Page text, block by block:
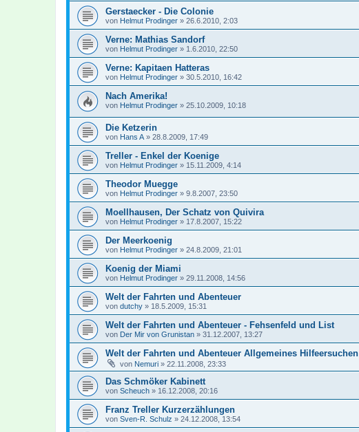
Gerstaecker - Die Colonie
von Helmut Prodinger » 26.6.2010, 2:03
Verne: Mathias Sandorf
von Helmut Prodinger » 1.6.2010, 22:50
Verne: Kapitaen Hatteras
von Helmut Prodinger » 30.5.2010, 16:42
Nach Amerika!
von Helmut Prodinger » 25.10.2009, 10:18
Die Ketzerin
von Hans A » 28.8.2009, 17:49
Treller - Enkel der Koenige
von Helmut Prodinger » 15.11.2009, 4:14
Theodor Muegge
von Helmut Prodinger » 9.8.2007, 23:50
Moellhausen, Der Schatz von Quivira
von Helmut Prodinger » 17.8.2007, 15:22
Der Meerkoenig
von Helmut Prodinger » 24.8.2009, 21:01
Koenig der Miami
von Helmut Prodinger » 29.11.2008, 14:56
Welt der Fahrten und Abenteuer
von dutchy » 18.5.2009, 15:31
Welt der Fahrten und Abenteuer - Fehsenfeld und List
von Der Mir von Grunistan » 31.12.2007, 13:27
Welt der Fahrten und Abenteuer Allgemeines Hilfeersuchen
von Nemuri » 22.11.2008, 23:33
Das Schmöker Kabinett
von Scheuch » 16.12.2008, 20:16
Franz Treller Kurzerzählungen
von Sven-R. Schulz » 24.12.2008, 13:54